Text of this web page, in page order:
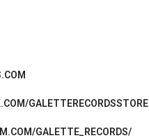
GALETTERECORDSSTORE
GALETTE_RECORDS/